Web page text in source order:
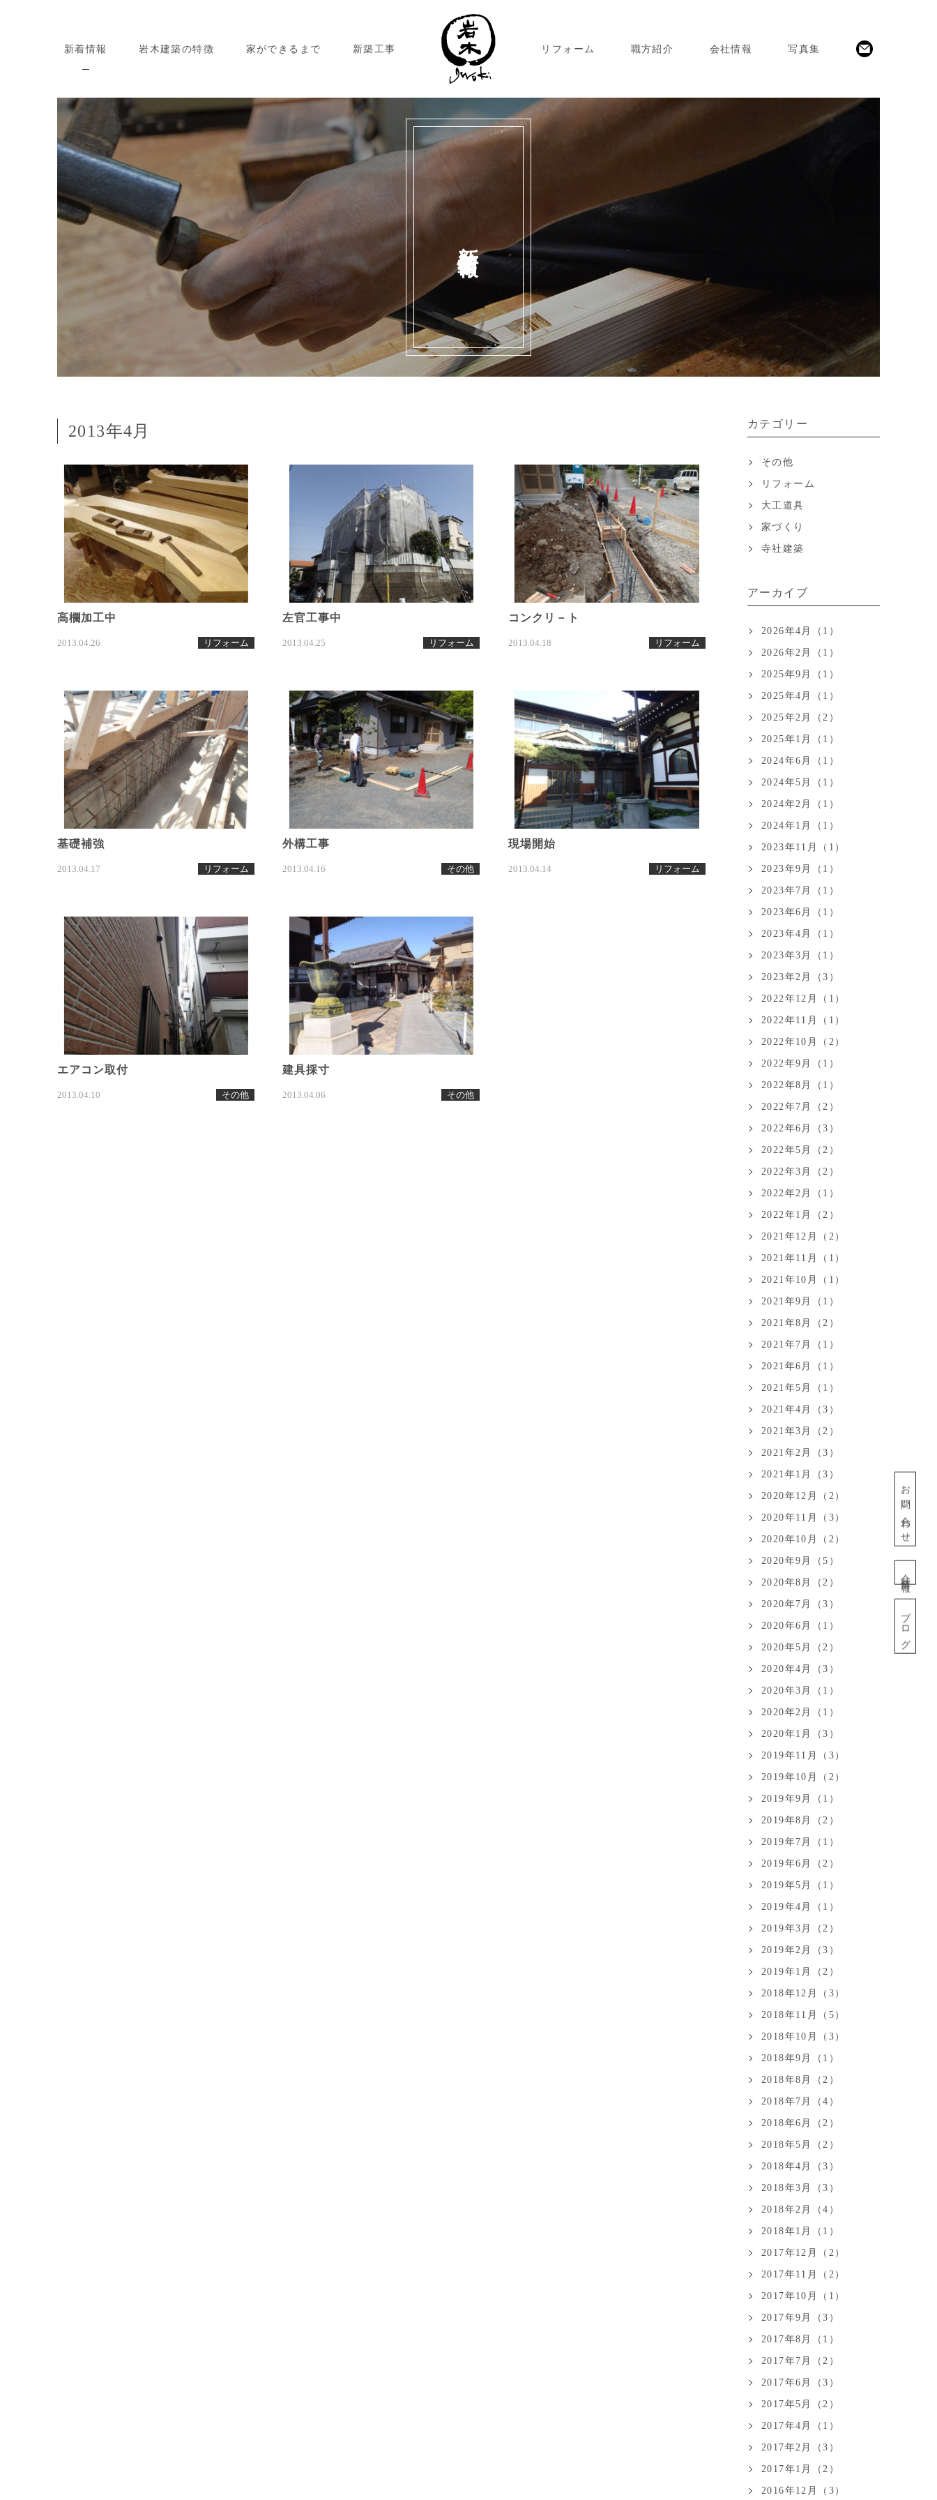
新着情報 岩木建築の特徴 家ができるまで 新築工事 リフォーム 職方紹介 会社情報 写真集
お問い合わせ
会社情報
ブログ
2013年4月
高欄加工中
2013.04.26 リフォーム
左官工事中
2013.04.25 リフォーム
コンクリ－ト
2013.04.18 リフォーム
基礎補強
2013.04.17 リフォーム
外構工事
2013.04.16 その他
現場開始
2013.04.14 リフォーム
エアコン取付
2013.04.10 その他
建具採寸
2013.04.06 その他
カテゴリー
その他
リフォーム
大工道具
家づくり
寺社建築
アーカイブ
2026年4月（1）
2026年2月（1）
2025年9月（1）
2025年4月（1）
2025年2月（2）
2025年1月（1）
2024年6月（1）
2024年5月（1）
2024年2月（1）
2024年1月（1）
2023年11月（1）
2023年9月（1）
2023年7月（1）
2023年6月（1）
2023年4月（1）
2023年3月（1）
2023年2月（3）
2022年12月（1）
2022年11月（1）
2022年10月（2）
2022年9月（1）
2022年8月（1）
2022年7月（2）
2022年6月（3）
2022年5月（2）
2022年3月（2）
2022年2月（1）
2022年1月（2）
2021年12月（2）
2021年11月（1）
2021年10月（1）
2021年9月（1）
2021年8月（2）
2021年7月（1）
2021年6月（1）
2021年5月（1）
2021年4月（3）
2021年3月（2）
2021年2月（3）
2021年1月（3）
2020年12月（2）
2020年11月（3）
2020年10月（2）
2020年9月（5）
2020年8月（2）
2020年7月（3）
2020年6月（1）
2020年5月（2）
2020年4月（3）
2020年3月（1）
2020年2月（1）
2020年1月（3）
2019年11月（3）
2019年10月（2）
2019年9月（1）
2019年8月（2）
2019年7月（1）
2019年6月（2）
2019年5月（1）
2019年4月（1）
2019年3月（2）
2019年2月（3）
2019年1月（2）
2018年12月（3）
2018年11月（5）
2018年10月（3）
2018年9月（1）
2018年8月（2）
2018年7月（4）
2018年6月（2）
2018年5月（2）
2018年4月（3）
2018年3月（3）
2018年2月（4）
2018年1月（1）
2017年12月（2）
2017年11月（2）
2017年10月（1）
2017年9月（3）
2017年8月（1）
2017年7月（2）
2017年6月（3）
2017年5月（2）
2017年4月（1）
2017年2月（3）
2017年1月（2）
2016年12月（3）